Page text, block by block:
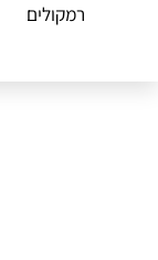
רמקולים